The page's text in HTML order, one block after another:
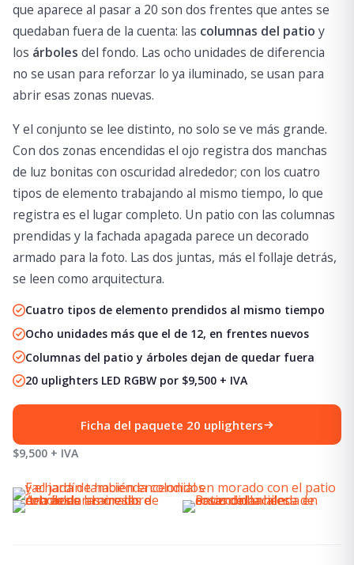
que aparece al pasar a 20 son dos frentes que antes se
quedaban fuera de la cuenta: las columnas del patio y
los árboles del fondo. Las ocho unidades de diferencia
no se usan para reforzar lo ya iluminado, se usan para
abrir esas zonas nuevas.
Y el conjunto se lee distinto, no solo se ve más grande.
Con dos zonas encendidas el ojo registra dos manchas
de luz bonitas con oscuridad alrededor; con los cuatro
tipos de elemento trabajando al mismo tiempo, lo que
registra es el lugar completo. Un patio con las columnas
prendidas y la fachada apagada parece un decorado
armado para la foto. Las dos juntas, más el follaje detrás,
se leen como arquitectura.
Cuatro tipos de elemento prendidos al mismo tiempo
Ocho unidades más que el de 12, en frentes nuevos
Columnas del patio y árboles dejan de quedar fuera
20 uplighters LED RGBW por $9,500 + IVA
Ficha del paquete 20 uplighters
$9,500 + IVA